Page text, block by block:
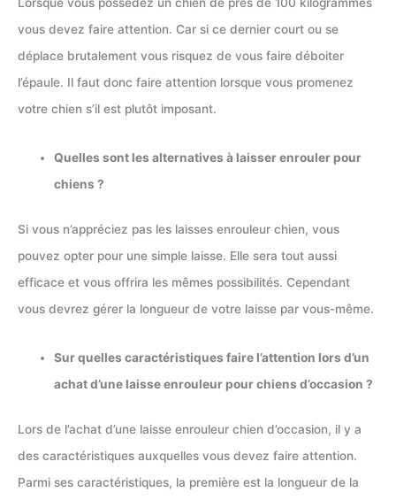
vous devez faire attention. Car si ce dernier court ou se
déplace brutalement vous risquez de vous faire déboiter
l’épaule. Il faut donc faire attention lorsque vous promenez
votre chien s’il est plutôt imposant.
Quelles sont les alternatives à laisser enrouler pour
chiens ?
Si vous n’appréciez pas les laisses enrouleur chien, vous
pouvez opter pour une simple laisse. Elle sera tout aussi
efficace et vous offrira les mêmes possibilités. Cependant
vous devrez gérer la longueur de votre laisse par vous-même.
Sur quelles caractéristiques faire l’attention lors d’un
achat d’une laisse enrouleur pour chiens d’occasion ?
Lors de l’achat d’une laisse enrouleur chien d’occasion, il y a
des caractéristiques auxquelles vous devez faire attention.
Parmi ses caractéristiques, la première est la longueur de la